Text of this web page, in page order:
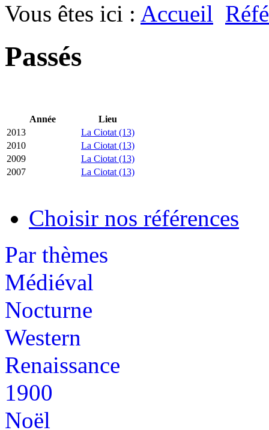
Vous êtes ici : Accueil
Passés
Année
Lieu
2013
La Ciotat (13)
2010
La Ciotat (13)
2009
La Ciotat (13)
2007
La Ciotat (13)
Choisir nos références
Par thèmes
Médiéval
Nocturne
Western
Renaissance
1900
Noël